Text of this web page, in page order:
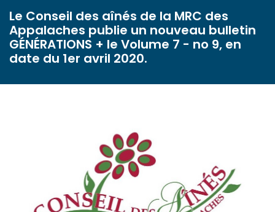
Le Conseil des aînés de la MRC des
Appalaches publie un nouveau bulletin
GÉNÉRATIONS + le Volume 7 - no 9, en
date du 1er avril 2020.